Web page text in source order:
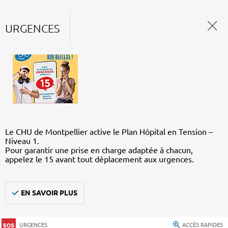
URGENCES
Le CHU de Montpellier active le Plan Hôpital en Tension –
Niveau 1.
Pour garantir une prise en charge adaptée à chacun,
appelez le 15 avant tout déplacement aux urgences.
EN SAVOIR PLUS
URGENCES ACCÈS RAPIDES